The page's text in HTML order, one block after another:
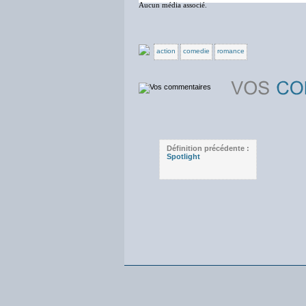
Aucun média associé.
action comedie romance
Définition précédente :
Spotlight